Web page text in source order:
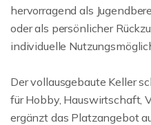
hervorragend als
oder als persönlicher
individuelle
Der vollausgebaute Keller
für Hobby, Hauswirtschaft,
ergänzt das Platzangebot